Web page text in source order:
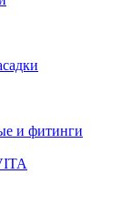
и фитинги